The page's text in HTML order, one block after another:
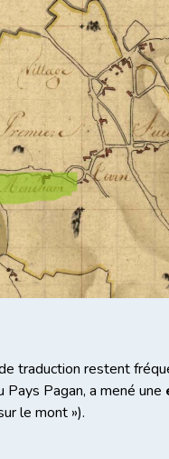
traduction restent
Pagan, a mené une
le mont »).